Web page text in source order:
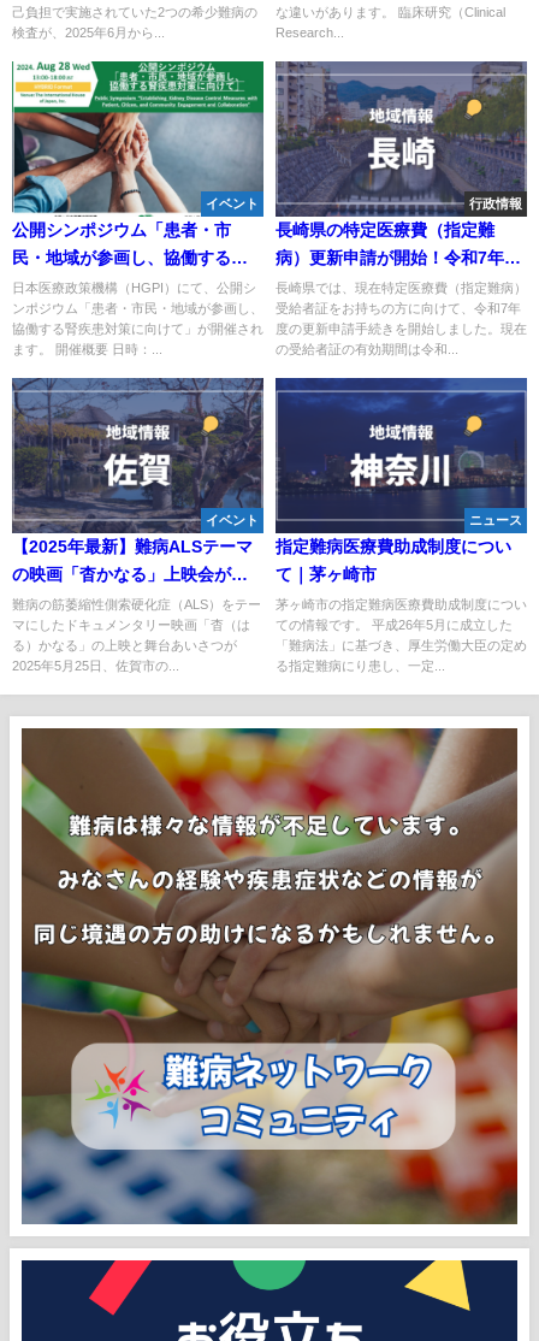
己負担で実施されていた2つの希少難病の
検査が、2025年6月から...
な違いがあります。 臨床研究（Clinical
Research...
イベント
公開シンポジウム「患者・市
民・地域が参画し、協働する腎
疾患対策に向けて」
日本医療政策機構（HGPI）にて、公開シ
ンポジウム「患者・市民・地域が参画し、
協働する腎疾患対策に向けて」が開催され
ます。 開催概要 日時：...
行政情報
長崎県の特定医療費（指定難
病）更新申請が開始！令和7年8
月1日までの手続きが重要
長崎県では、現在特定医療費（指定難病）
受給者証をお持ちの方に向けて、令和7年
度の更新申請手続きを開始しました。現在
の受給者証の有効期間は令和...
イベント
【2025年最新】難病ALSテーマ
の映画「杳かなる」上映会が佐
賀で開催
難病の筋萎縮性側索硬化症（ALS）をテー
マにしたドキュメンタリー映画「杳（は
る）かなる」の上映と舞台あいさつが
2025年5月25日、佐賀市の...
ニュース
指定難病医療費助成制度につい
て｜茅ヶ崎市
茅ヶ崎市の指定難病医療費助成制度につい
ての情報です。 平成26年5月に成立した
「難病法」に基づき、厚生労働大臣の定め
る指定難病にり患し、一定...